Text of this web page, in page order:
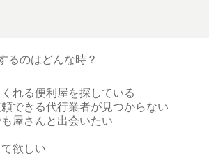
るのはどんな時？
れる便利屋を探している
できる代行業者が見つからない
屋さんと出会いたい
欲しい